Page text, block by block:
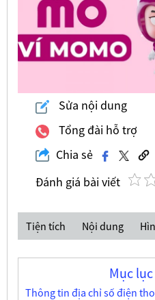
Sửa nội dung
Tổng đài hỗ trợ
Chia sẻ
Đánh giá bài viết
Tiện tích Nội dung
Mục
Thông tin địa chỉ số điện